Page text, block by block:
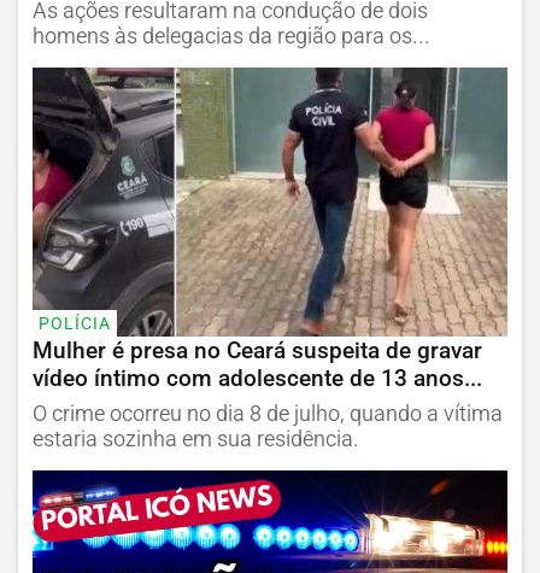
As ações resultaram na condução de dois
homens às delegacias da região para os...
POLÍCIA
Mulher é presa no Ceará suspeita de gravar
vídeo íntimo com adolescente de 13 anos...
O crime ocorreu no dia 8 de julho, quando a vítima
estaria sozinha em sua residência.